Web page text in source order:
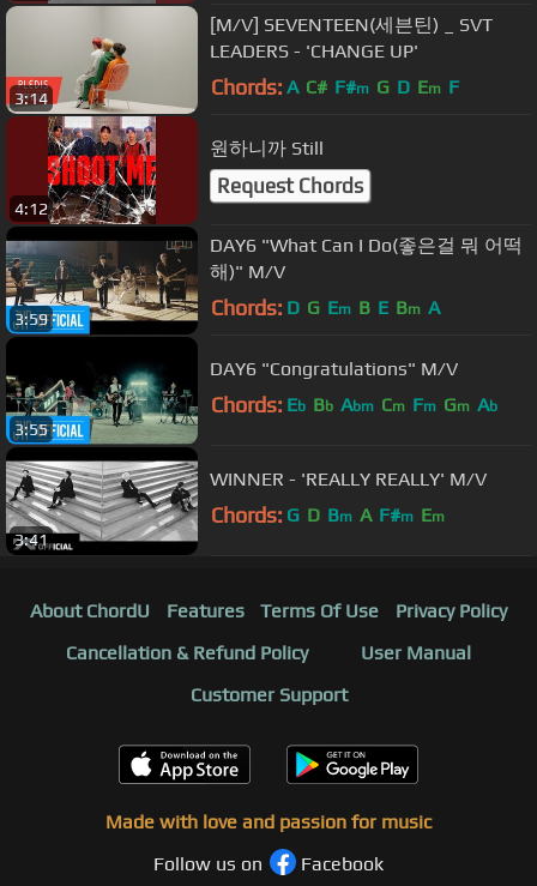
3:14
[M/V] SEVENTEEN(세븐틴) _ SVT
LEADERS - 'CHANGE UP'
Chords: A C# F#m G D Em F
4:12
원하니까 Still
Request Chords
3:59
DAY6 "What Can I Do(좋은걸 뭐 어떡
해)" M/V
Chords: D G Em B E Bm A
3:55
DAY6 "Congratulations" M/V
Chords: Eb Bb Abm Cm Fm Gm Ab
3:41
WINNER - 'REALLY REALLY' M/V
Chords: G D Bm A F#m Em
About ChordU Features Terms Of Use
Privacy Policy
Cancellation & Refund Policy
User Manual
Customer Support
Made with love and passion for music
Follow us on
Facebook